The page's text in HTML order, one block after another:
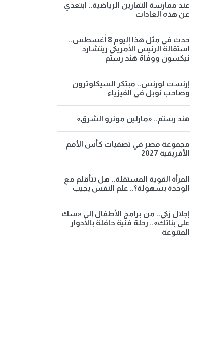
عند ممارسة التمارين الرياضية.. ابتعدي
عن هذه العادات
حدث في مثل هذا اليوم 8 أغسطس..
استقالة الرئيس الأمريكي ريتشارد
نيكسون ووفاة هند رستم
إرنست لورنس.. مبتكر السيكلوترون
وصاحب نوبل في الفيزياء
هند رستم.. «مارلين مونرو الشرق»
مجموعة مصر في تصفيات كأس الأمم
الأفريقية 2027
المرأة القوية المستقلة.. هل تتأقلم مع
الوحدة بسهولة؟.. علم النفس يجيب
إجلال زكي.. من برامج الأطفال إلى «سك
على بناتك».. رحلة فنية حافلة بالأدوار
المتنوعة